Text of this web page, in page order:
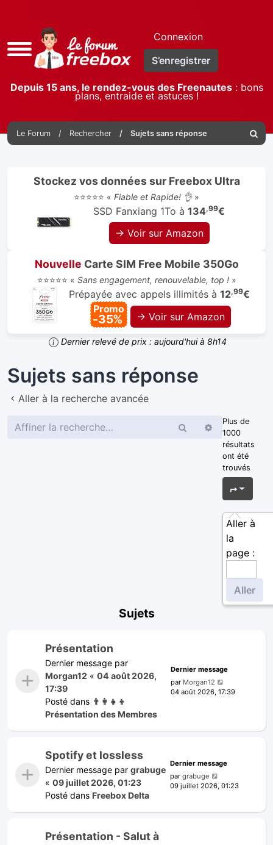
Accès
rapide
Connexion
S’enregistrer
Depuis 15 ans, le rendez-vous des Freenautes: bons
plans, entraide et astuces !
Le Forum Rechercher Sujets sans réponse
Stockez vos données sur Freebox Ultra
⭐⭐⭐⭐⭐ « Fiable et Rapide! 👌»
SSD Fanxiang 1To à 134,99€
→ Voir sur Amazon
Nouvelle Carte SIM Free Mobile 350Go
⭐⭐⭐⭐⭐ « Sans engagement, renouvelable, top !»
Prépayée avec appels illimités à 12,99€
Promo
-35% → Voir sur Amazon
Dernier relevé de prix : aujourd'hui à 8h14
Sujets sans réponse
Aller à la recherche avancée
Rechercher
Recherche
avancée
Plus de
1000
résultats
ont été
trouvés
Page
Aller à
la
page :
Sujets
Présentation
Dernier message par
Morgan12 « 04 août 2026,
17:39
Posté dans 👨‍👩‍👧‍👦
Présentation des Membres
Dernier message
par Morgan12
04 août 2026, 17:39
Spotify et lossless
Dernier message par grabuge
« 09 juillet 2026, 01:23
Posté dans Freebox Delta
Dernier message
pargrabuge
09 juillet 2026, 01:23
Présentation - Salut à